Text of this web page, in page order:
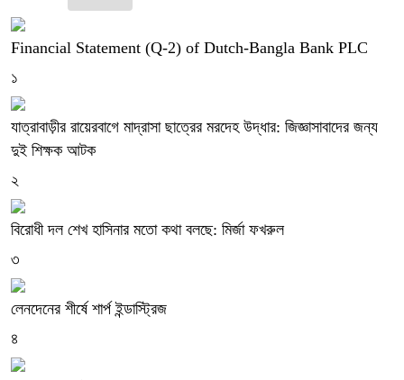
Financial Statement (Q-2) of Dutch-Bangla Bank PLC
১
যাত্রাবাড়ীর রায়েরবাগে মাদ্রাসা ছাত্রের মরদেহ উদ্ধার: জিজ্ঞাসাবাদের জন্য
দুই শিক্ষক আটক
২
বিরোধী দল শেখ হাসিনার মতো কথা বলছে: মির্জা ফখরুল
৩
লেনদেনের শীর্ষে শার্প ইন্ডাস্ট্রিজ
৪